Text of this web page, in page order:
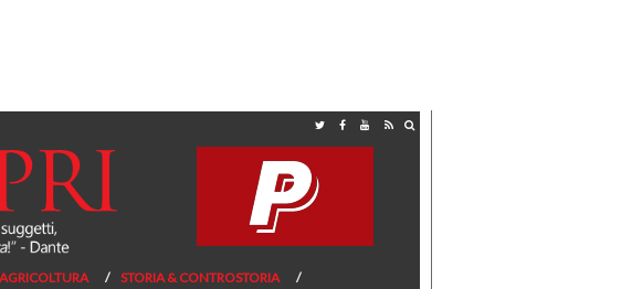
AGRICOLTURA
STORIA & CONTROSTORIA